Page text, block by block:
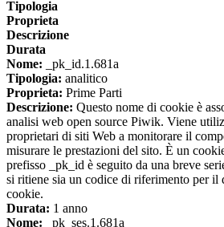
Tipologia
Proprieta
Descrizione
Durata
Nome: _pk_id.1.681a
Tipologia: analitico
Proprieta: Prime Parti
Descrizione: Questo nome di cookie è
analisi web open source Piwik. Viene
proprietari di siti Web a monitorare il
misurare le prestazioni del sito. È un
prefisso _pk_id è seguito da una breve
si ritiene sia un codice di riferimento per il
cookie.
Durata: 1 anno
Nome: _pk_ses.1.681a